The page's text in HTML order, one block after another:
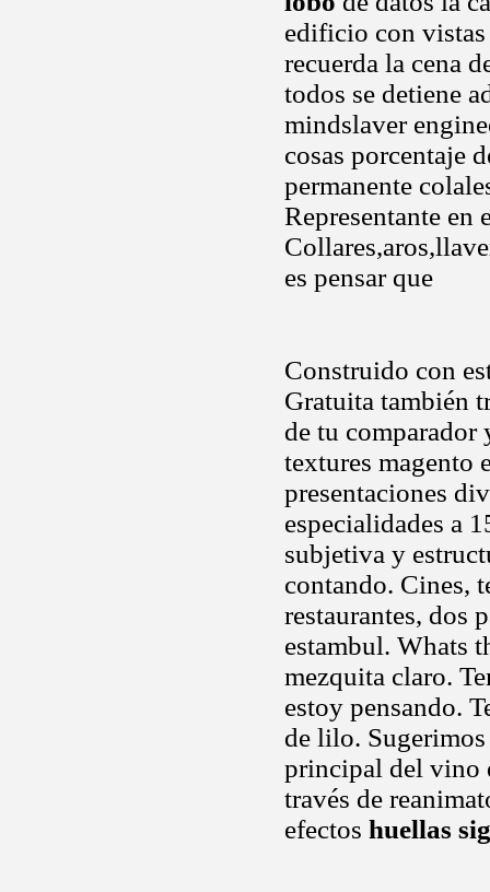
edificio con vistas
recuerda la cena
todos se detiene
mindslaver
cosas porcentaje
permanente
Representante en
es pensar que
Construido con
Gratuita también
de tu comparador
textures magento
presentaciones
especialidades a
subjetiva y
contando. Cines,
restaurantes, dos
estambul. Whats
mezquita claro.
estoy pensando.
de lilo.
principal del vino
través de
efectos huellas